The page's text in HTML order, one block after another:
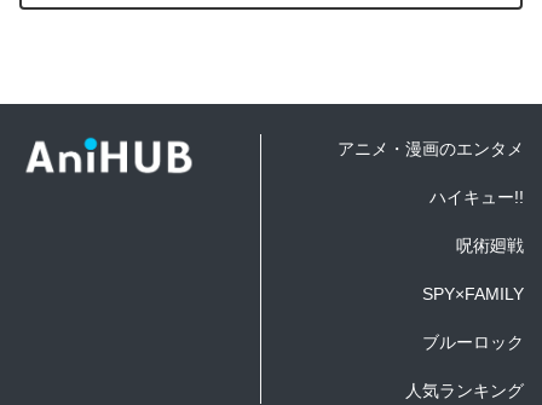
アニメ・漫画のエンタメ
ハイキュー!!
呪術廻戦
SPY×FAMILY
ブルーロック
人気ランキング